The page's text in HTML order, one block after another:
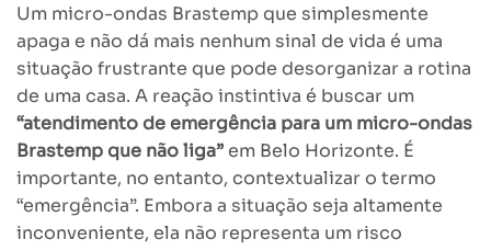
Um micro-ondas Brastemp que simplesmente
apaga e não dá mais nenhum sinal de vida é uma
situação frustrante que pode desorganizar a rotina
de uma casa. A reação instintiva é buscar um
“atendimento de emergência para um micro-ondas
Brastemp que não liga”em Belo Horizonte. É
importante, no entanto, contextualizar o termo
“emergência”. Embora a situação seja altamente
inconveniente, ela não representa um risco